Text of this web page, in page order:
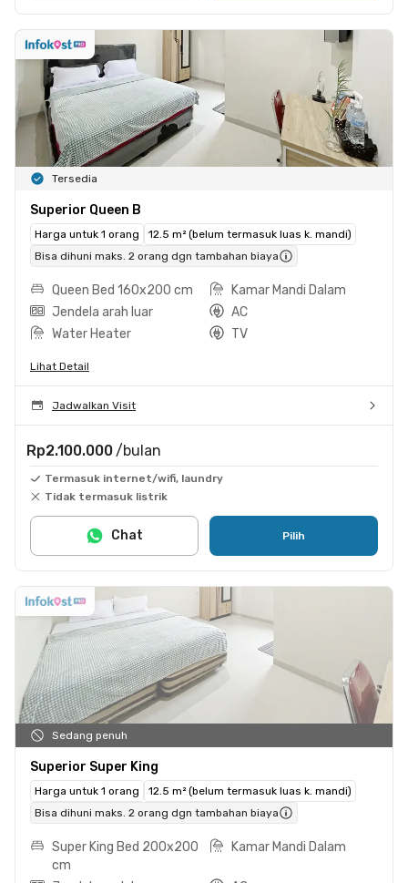
Tersedia
Superior Queen B
Harga untuk 1 orang
12.5 m² (belum termasuk luas k. mandi)
Bisa dihuni maks. 2 orang dgn tambahan biaya
Queen Bed 160x200 cm
Kamar Mandi Dalam
Jendela arah luar
AC
Water Heater
TV
Lihat Detail
Jadwalkan Visit
Rp2.100.000 /bulan
Termasuk internet/wifi, laundry
Tidak termasuk listrik
Pilih
Chat
Sedang penuh
Superior Super King
Harga untuk 1 orang
12.5 m² (belum termasuk luas k. mandi)
Bisa dihuni maks. 2 orang dgn tambahan biaya
Super King Bed 200x200
cm
Kamar Mandi Dalam